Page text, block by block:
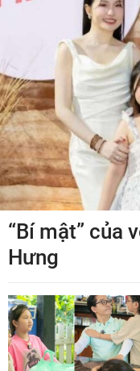
“Bí mật” của
Hưng